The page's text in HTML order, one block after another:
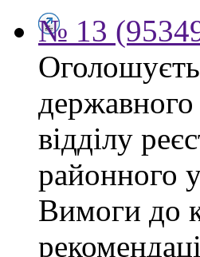
№ 13
державного
відділу
районного
Вимоги до